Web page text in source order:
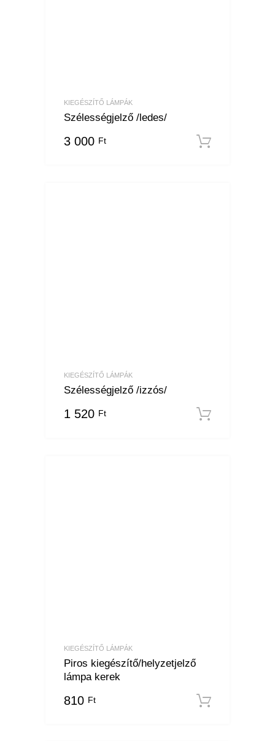
KIEGÉSZÍTŐ LÁMPÁK
Szélességjelző /ledes/
3 000 Ft
KIEGÉSZÍTŐ LÁMPÁK
Szélességjelző /izzós/
1 520 Ft
KIEGÉSZÍTŐ LÁMPÁK
Piros kiegészítő/helyzetjelző
lámpa kerek
810 Ft